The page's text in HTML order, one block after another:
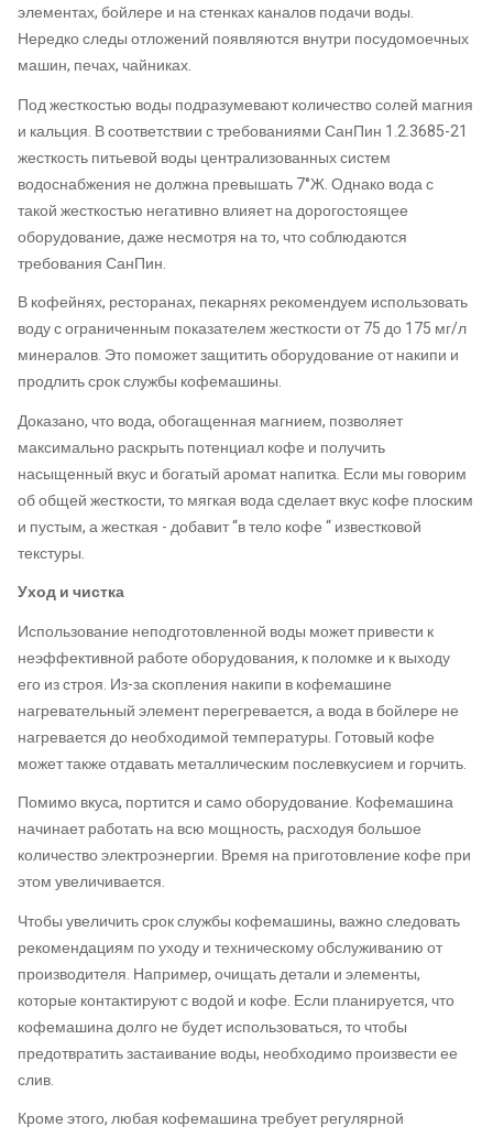
элементах, бойлере и на стенках каналов подачи воды.
Нередко следы отложений появляются внутри посудомоечных
машин, печах, чайниках.
Под жесткостью воды подразумевают количество солей магния
и кальция. В соответствии с требованиями СанПин 1.2.3685-21
жесткость питьевой воды централизованных систем
водоснабжения не должна превышать 7°Ж. Однако вода с
такой жесткостью негативно влияет на дорогостоящее
оборудование, даже несмотря на то, что соблюдаются
требования СанПин.
В кофейнях, ресторанах, пекарнях рекомендуем использовать
воду с ограниченным показателем жесткости от 75 до 175 мг/л
минералов. Это поможет защитить оборудование от накипи и
продлить срок службы кофемашины.
Доказано, что вода, обогащенная магнием, позволяет
максимально раскрыть потенциал кофе и получить
насыщенный вкус и богатый аромат напитка. Если мы говорим
об общей жесткости, то мягкая вода сделает вкус кофе плоским
и пустым, а жесткая - добавит “в тело кофе “ известковой
текстуры.
Уход и чистка
Использование неподготовленной воды может привести к
неэффективной работе оборудования, к поломке и к выходу
его из строя. Из-за скопления накипи в кофемашине
нагревательный элемент перегревается, а вода в бойлере не
нагревается до необходимой температуры. Готовый кофе
может также отдавать металлическим послевкусием и горчить.
Помимо вкуса, портится и само оборудование. Кофемашина
начинает работать на всю мощность, расходуя большое
количество электроэнергии. Время на приготовление кофе при
этом увеличивается.
Чтобы увеличить срок службы кофемашины, важно следовать
рекомендациям по уходу и техническому обслуживанию от
производителя. Например, очищать детали и элементы,
которые контактируют с водой и кофе. Если планируется, что
кофемашина долго не будет использоваться, то чтобы
предотвратить застаивание воды, необходимо произвести ее
слив.
Кроме этого, любая кофемашина требует регулярной